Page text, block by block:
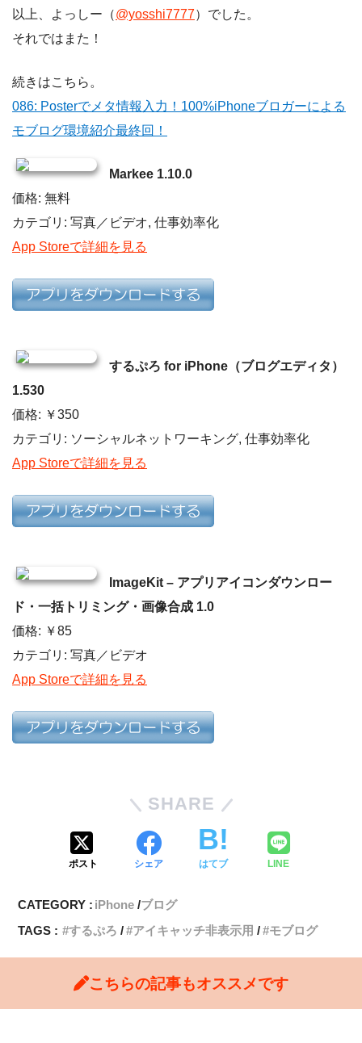
以上、よっしー（@yosshi7777）でした。
それではまた！
続きはこちら。
086: Posterでメタ情報入力！100%iPhoneブロガーによる
モブログ環境紹介最終回！
Markee 1.10.0
価格: 無料
カテゴリ: 写真／ビデオ, 仕事効率化
App Storeで詳細を見る
するぷろ for iPhone（ブログエディタ）
1.530
価格: ￥350
カテゴリ: ソーシャルネットワーキング, 仕事効率化
App Storeで詳細を見る
ImageKit – アプリアイコンダウンロー
ド・一括トリミング・画像合成 1.0
価格: ￥85
カテゴリ: 写真／ビデオ
App Storeで詳細を見る
SHARE
ポスト シェア はてブ LINE
CATEGORY : iPhone ブログ
TAGS :
するぷろ アイキャッチ非表示用 モブログ
こちらの記事もオススメです